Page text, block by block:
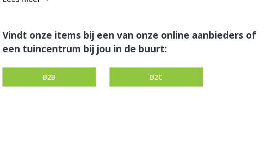
Vindt onze items bij een van onze online aanbieders of
een tuincentrum bij jou in de buurt:
B2B B2C